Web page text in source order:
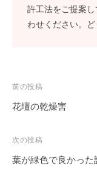
許工法をご提案
わせください。ど
投
稿
ビ
ゲ
前の投稿
花壇の乾燥害
次の投稿
葉が緑色で良かった